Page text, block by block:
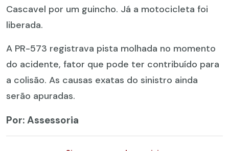
Cascavel por um guincho. Já a motocicleta foi
liberada.
A PR-573 registrava pista molhada no momento
do acidente, fator que pode ter contribuído para
a colisão. As causas exatas do sinistro ainda
serão apuradas.
Por: Assessoria